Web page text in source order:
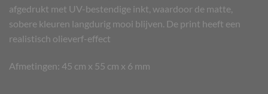
afgedrukt met UV-bestendige inkt, waardoor de matte,
sobere kleuren langdurig mooi blijven. De print heeft een
realistisch olieverf-effect
Afmetingen: 45 cm x 55 cm x 6 mm